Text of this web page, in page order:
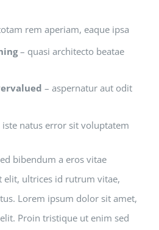
rem aperiam, eaque ipsa
– quasi architecto beatae
– aspernatur aut odit
iste natus error sit voluptatem
bibendum a eros vitae
elit, ultrices id rutrum vitae,
Lorem ipsum dolor sit amet,
Proin tristique ut enim sed